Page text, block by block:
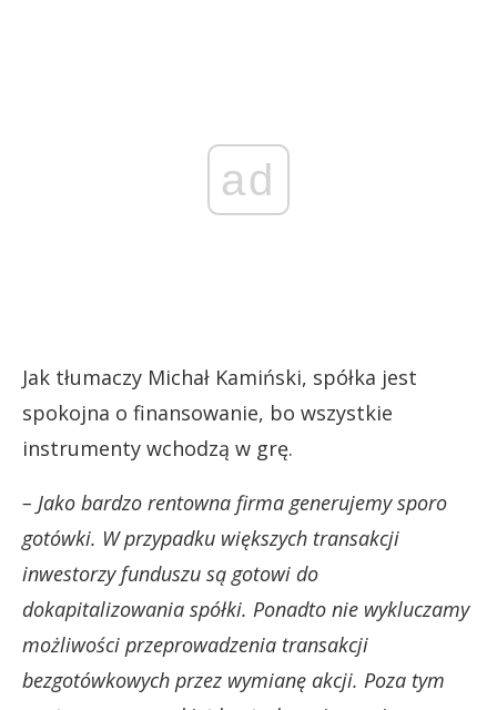
ad
Jak tłumaczy Michał Kamiński, spółka jest
spokojna o finansowanie, bo wszystkie
instrumenty wchodzą w grę.
– Jako bardzo rentowna firma generujemy sporo
gotówki. W przypadku większych transakcji
inwestorzy funduszu są gotowi do
dokapitalizowania spółki. Ponadto nie wykluczamy
możliwości przeprowadzenia transakcji
bezgotówkowych przez wymianę akcji. Poza tym